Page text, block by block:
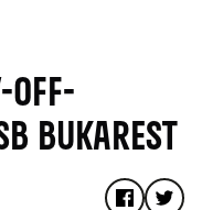
OFF-
BUKAREST